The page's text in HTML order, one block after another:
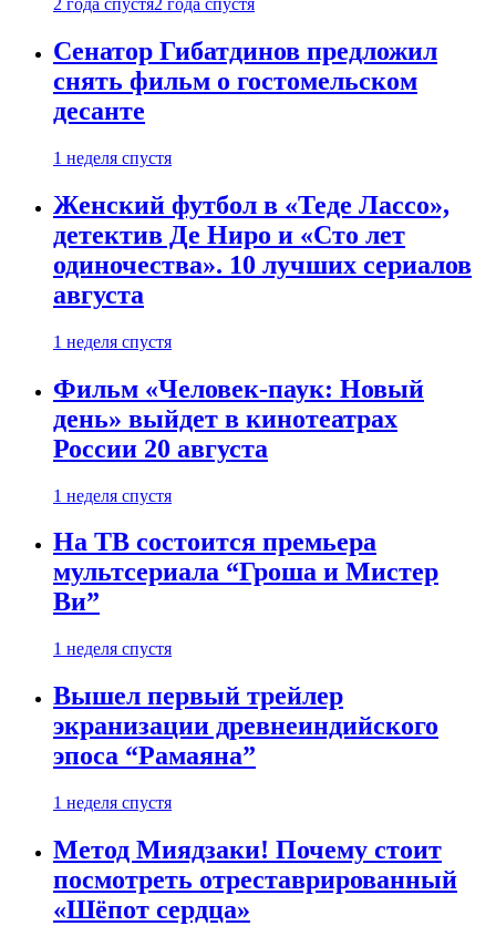
2 года спустя2 года спустя
Сенатор Гибатдинов предложил
снять фильм о гостомельском
десанте
1 неделя спустя
Женский футбол в «Теде Лассо»,
детектив Де Ниро и «Сто лет
одиночества». 10 лучших сериалов
августа
1 неделя спустя
Фильм «Человек-паук: Новый
день» выйдет в кинотеатрах
России 20 августа
1 неделя спустя
На ТВ состоится премьера
мультсериала “Гроша и Мистер
Ви”
1 неделя спустя
Вышел первый трейлер
экранизации древнеиндийского
эпоса “Рамаяна”
1 неделя спустя
Метод Миядзаки! Почему стоит
посмотреть отреставрированный
«Шёпот сердца»